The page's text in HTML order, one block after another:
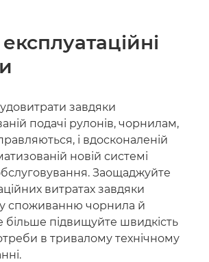
завдяки
подачі рулонів, чорнилам,
і вдосконаленій
новій системі
Заощаджуйте
витратах завдяки
споживанню чорнила й
більше підвищуйте швидкість
в тривалому технічному